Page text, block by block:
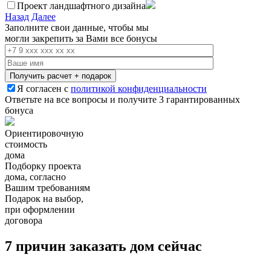
Проект ландшафтного дизайна
Назад Далее
Заполните свои данные, чтобы мы
могли закрепить за Вами все бонусы
Я согласен с политикой конфиденциальности
Ответьте на все вопросы и получите 3 гарантированных
бонуса
Ориентировочную
стоимость
дома
Подборку проекта
дома, согласно
Вашим требованиям
Подарок на выбор,
при оформлении
договора
7 причин заказать дом сейчас